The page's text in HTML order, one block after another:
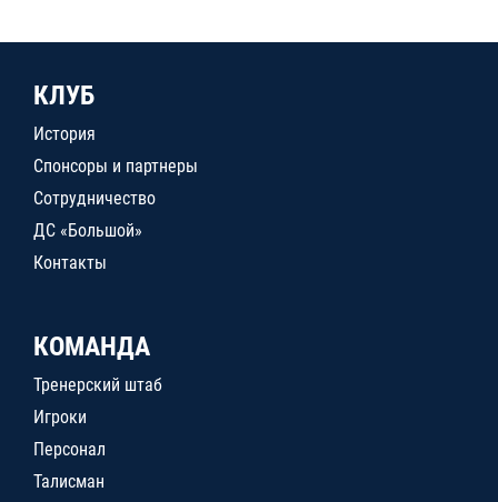
КЛУБ
История
Спонсоры и партнеры
Сотрудничество
ДС «Большой»
Контакты
КОМАНДА
Тренерский штаб
Игроки
Персонал
Талисман